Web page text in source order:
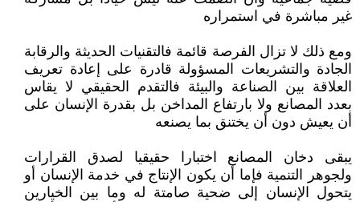
غير مباشرة في استمراره
ومع ذلك لا تزال الفرصة قائمة فالتقنيات الحديثة والرقابة
الجادة والتشريعات المسؤولة قادرة على إعادة تعريف
العلاقة بين الصناعة والبيئة فالتقدم الحقيقي لا يقاس
بعدد المصانع ولا بارتفاع المداخن بل بقدرة الإنسان على
أن يعيش دون أن يختنق بما يصنعه
يبقى دخان المصانع اختبارا حقيقيا لصدق القرارات
ولجوهر التنمية فإما أن يكون الإنتاج في خدمة الإنسان أو
يتحول الإنسان إلى ضحية صامتة له وما بين الخيارين